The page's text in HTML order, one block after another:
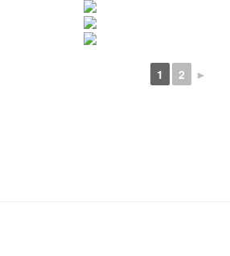
1 2 ►